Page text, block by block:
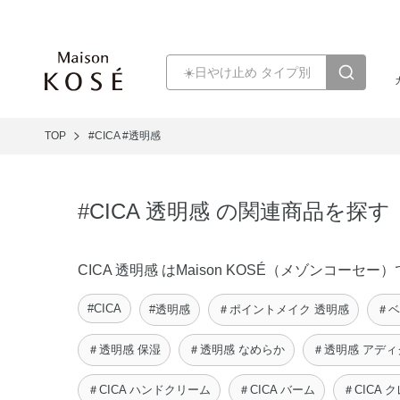
TOP #CICA #透明感
#CICA 透明感 の関連商品を探す
CICA 透明感 はMaison KOSÉ（メゾンコーセー
#CICA #透明感 ＃ポイントメイク 透明感 ＃
＃透明感 保湿 ＃透明感 なめらか ＃透明感 アデ
＃CICA ハンドクリーム ＃CICA バーム ＃CICA